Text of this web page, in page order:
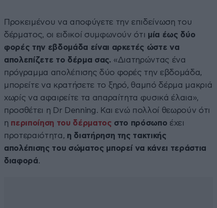
Προκειμένου να αποφύγετε την επιδείνωση του
δέρματος, οι ειδικοί συμφωνούν ότι μία έως δύο
φορές την εβδομάδα είναι αρκετές ώστε να
απολεπίζετε το δέρμα σας. «Διατηρώντας ένα
πρόγραμμα απολέπισης δύο φορές την εβδομάδα,
μπορείτε να κρατήσετε το ξηρό, θαμπό δέρμα μακριά
χωρίς να αφαιρείτε τα απαραίτητα φυσικά έλαια»,
προσθέτει η Dr Denning. Και ενώ πολλοί θεωρούν ότι
η περιποίηση του δέρματος στο πρόσωπο έχει
προτεραιότητα, η διατήρηση της τακτικής
απολέπισης του σώματος μπορεί να κάνει τεράστια
διαφορά.